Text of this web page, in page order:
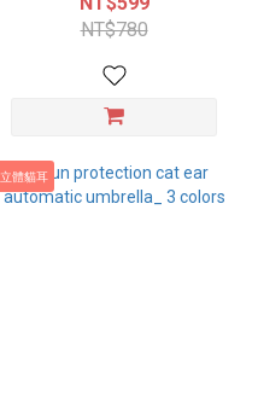
Umbrella (2 Colors)
NT$780
立體貓耳